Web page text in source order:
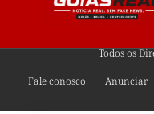
Todos os
Fale conosco Anunciar